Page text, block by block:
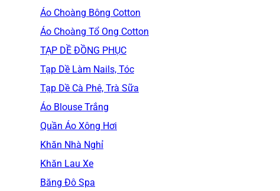
Áo Choàng Bông Cotton
Áo Choàng Tổ Ong Cotton
TẠP DỀ ĐỒNG PHỤC
Tạp Dề Làm Nails, Tóc
Tạp Dề Cà Phê, Trà Sữa
Áo Blouse Trắng
Quần Áo Xông Hơi
Khăn Nhà Nghỉ
Khăn Lau Xe
Băng Đô Spa